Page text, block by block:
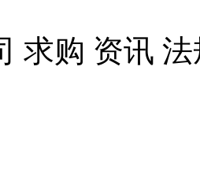
求购 资讯 法